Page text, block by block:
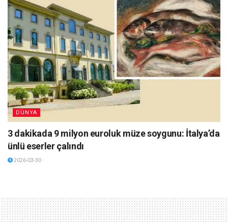
DÜNYA
3 dakikada 9 milyon euroluk müze soygunu: İtalya’da
ünlü eserler çalındı
2026-03-30